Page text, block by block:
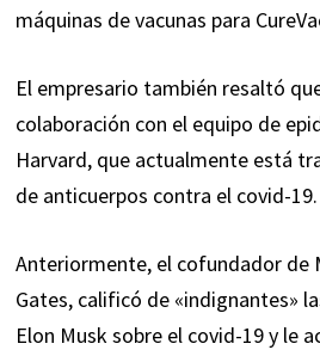
máquinas de vacunas para
El empresario también resaltó
colaboración con el equipo de
Harvard, que actualmente está
de anticuerpos contra el covid-19.
Anteriormente, el cofundador de
Gates, calificó de «indignantes»
Elon Musk sobre el covid-19 y le